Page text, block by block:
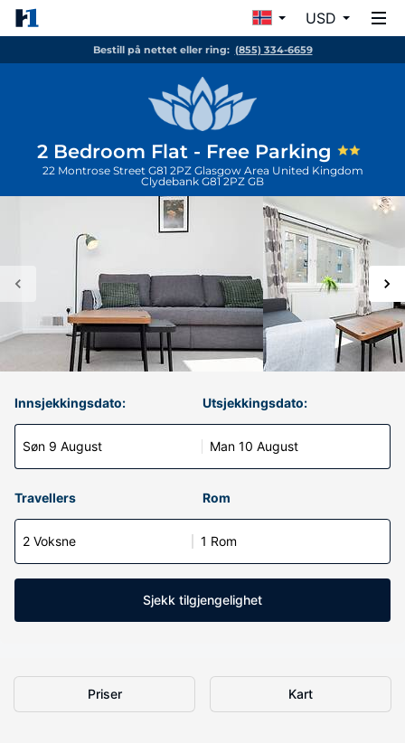
USD
Bestill på nettet eller ring: (855) 334-6659
2 Bedroom Flat - Free Parking
22 Montrose Street G81 2PZ Glasgow Area United Kingdom
Clydebank G81 2PZ GB
Innsjekkingsdato:
Søn 9 August
Utsjekkingsdato:
Man 10 August
Travellers Rom
2 Voksne 1 Rom
Sjekk tilgjengelighet
Priser Kart